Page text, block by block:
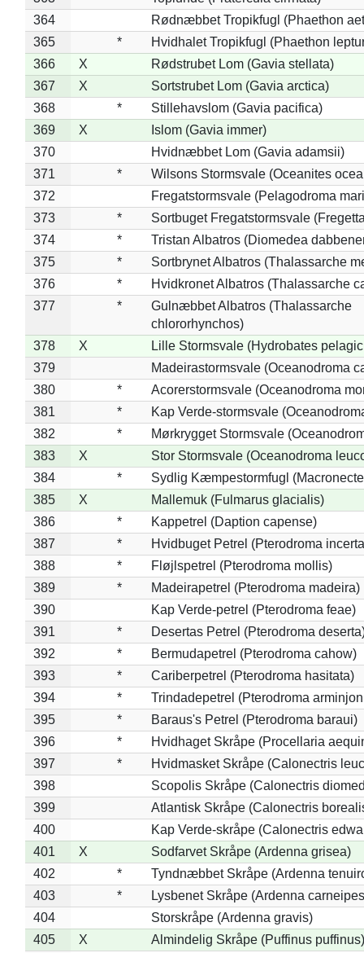
364
Rødnæbbet Tropikfugl (Phaethon
365
*
Hvidhalet Tropikfugl (Phaethon
366
X
Rødstrubet Lom (Gavia stellata)
367
X
Sortstrubet Lom (Gavia arctica)
368
*
Stillehavslom (Gavia pacifica)
369
X
Islom (Gavia immer)
370
Hvidnæbbet Lom (Gavia adamsii)
371
*
Wilsons Stormsvale (Oceanites
372
Fregatstormsvale (Pelagodroma
373
*
Sortbuget Fregatstormsvale
374
*
Tristan Albatros (Diomedea
375
*
Sortbrynet Albatros (Thalassarche
376
*
Hvidkronet Albatros (Thalassarche
377
*
Gulnæbbet Albatros (Thalassarche
chlororhynchos)
378
X
Lille Stormsvale (Hydrobates
379
Madeirastormsvale (Oceanodroma
380
*
Acorerstormsvale (Oceanodroma
381
*
Kap Verde-stormsvale
382
*
Mørkrygget Stormsvale
383
X
Stor Stormsvale (Oceanodroma
384
*
Sydlig Kæmpestormfugl
385
X
Mallemuk (Fulmarus glacialis)
386
*
Kappetrel (Daption capense)
387
*
Hvidbuget Petrel (Pterodroma
388
*
Fløjlspetrel (Pterodroma mollis)
389
*
Madeirapetrel (Pterodroma madeira)
390
Kap Verde-petrel (Pterodroma feae)
391
*
Desertas Petrel (Pterodroma
392
*
Bermudapetrel (Pterodroma cahow)
393
*
Cariberpetrel (Pterodroma hasitata)
394
*
Trindadepetrel (Pterodroma
395
*
Baraus's Petrel (Pterodroma baraui)
396
*
Hvidhaget Skråpe (Procellaria
397
*
Hvidmasket Skråpe (Calonectris
398
Scopolis Skråpe (Calonectris
399
Atlantisk Skråpe (Calonectris
400
Kap Verde-skråpe (Calonectris
401
X
Sodfarvet Skråpe (Ardenna grisea)
402
*
Tyndnæbbet Skråpe (Ardenna
403
*
Lysbenet Skråpe (Ardenna
404
Storskråpe (Ardenna gravis)
405
X
Almindelig Skråpe (Puffinus puffinus)